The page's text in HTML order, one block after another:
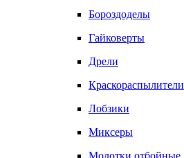
Бороздоделы
Гайковерты
Дрели
Краскораспылители
Лобзики
Миксеры
Молотки отбойные